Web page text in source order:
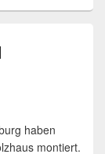
haben
montiert.